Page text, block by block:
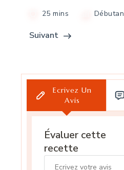
25 mins
Suivant
Ecrivez Un
Avis
Évaluer cette
recette